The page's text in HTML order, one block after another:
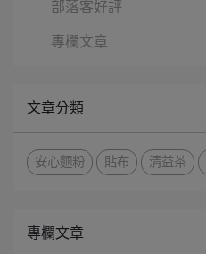
部落客好評
專欄文章
文章分類
安心麵粉 貼布 清益茶
專欄文章